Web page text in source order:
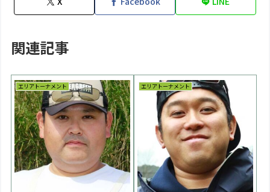
関連記事
エリアトーナメント エリアトーナメント